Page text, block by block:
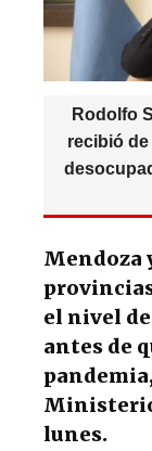
Rodolfo
recibió
Mendoza
el nivel
antes de
lunes.